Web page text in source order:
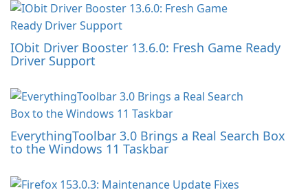
IObit Driver Booster 13.6.0: Fresh Game Ready
Driver Support
EverythingToolbar 3.0 Brings a Real Search Box
to the Windows 11 Taskbar